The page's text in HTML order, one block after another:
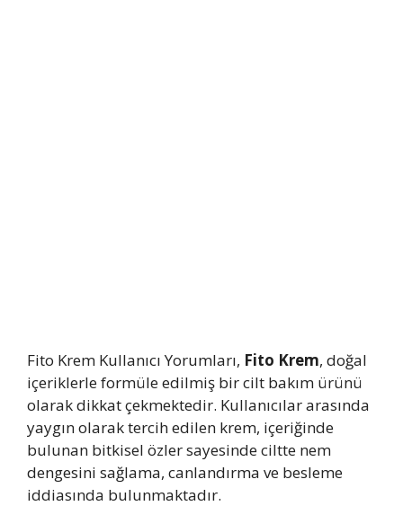
Fito Krem Kullanıcı Yorumları, Fito Krem, doğal
içeriklerle formüle edilmiş bir cilt bakım ürünü
olarak dikkat çekmektedir. Kullanıcılar arasında
yaygın olarak tercih edilen krem, içeriğinde
bulunan bitkisel özler sayesinde ciltte nem
dengesini sağlama, canlandırma ve besleme
iddiasında bulunmaktadır.